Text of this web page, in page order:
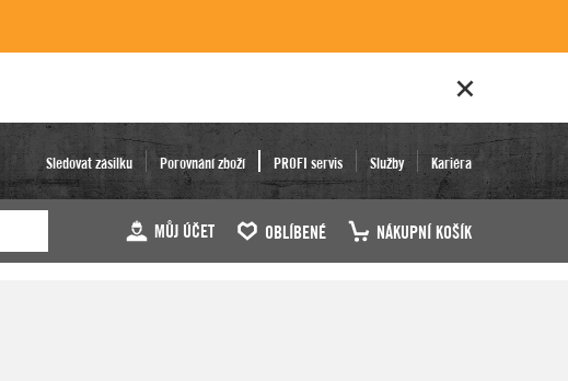
Sledovat zásilku Porovnání zboží PROFI servis Služby Kariéra
MŮJ ÚČET OBLÍBENÉ NÁKUPNÍ KOŠÍK